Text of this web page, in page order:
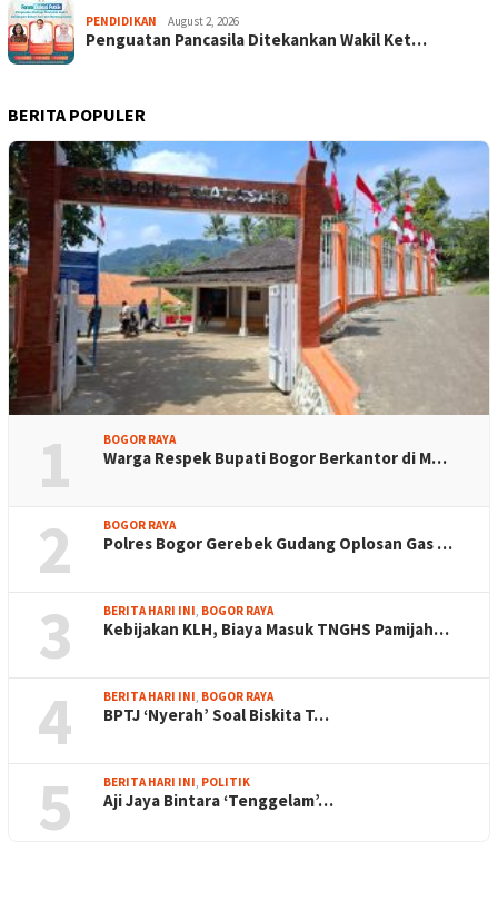
PENDIDIKAN August 2, 2026
Penguatan Pancasila Ditekankan Wakil Ket…
BERITA POPULER
1 BOGOR RAYA
Warga Respek Bupati Bogor Berkantor di M…
2 BOGOR RAYA
Polres Bogor Gerebek Gudang Oplosan Gas …
3 BERITA HARI INI BOGOR RAYA
Kebijakan KLH, Biaya Masuk TNGHS Pamijah…
4 BERITA HARI INI BOGOR RAYA
BPTJ ‘Nyerah’ Soal Biskita T…
5 BERITA HARI INI POLITIK
Aji Jaya Bintara ‘Tenggelam’…